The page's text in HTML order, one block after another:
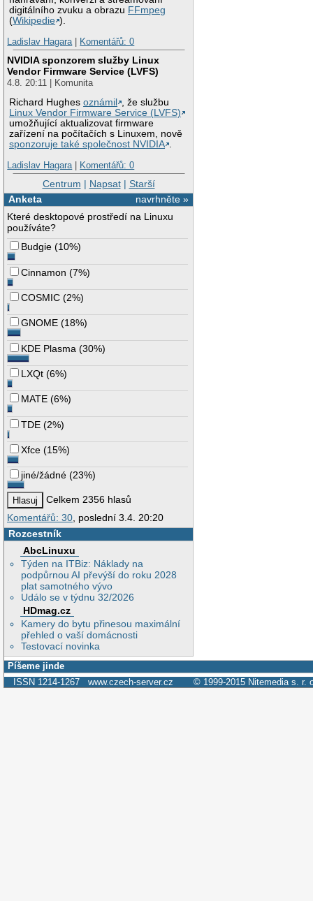
digitálního zvuku a obrazu FFmpeg
(Wikipedie ).
Ladislav Hagara| Komentářů: 0
NVIDIA sponzorem služby Linux
Vendor Firmware Service (LVFS)
4.8. 20:11 | Komunita
Richard Hughesoznámil
, že službu
Linux Vendor Firmware Service (LVFS)
umožňující aktualizovat firmware
zařízení na počítačích s Linuxem, nově
sponzoruje také společnost NVIDIA .
Ladislav Hagara| Komentářů: 0
Centrum | Napsat| Starší
navrhněte »
Anketa
Které desktopové prostředí na Linuxu
používáte?
Budgie (10%)
Cinnamon (7%)
COSMIC (2%)
GNOME (18%)
KDE Plasma (30%)
LXQt (6%)
MATE (6%)
TDE (2%)
Xfce (15%)
jiné/žádné (23%)
Celkem 2356 hlasů
Komentářů: 30 , poslední 3.4. 20:20
Rozcestník
AbcLinuxu
Týden na ITBiz: Náklady na
podpůrnou AI převýší do roku 2028
plat samotného vývo
Událo se v týdnu 32/2026
HDmag.cz
Kamery do bytu přinesou maximální
přehled o vaší domácnosti
Testovací novinka
Píšeme jinde
ISSN 1214-1267 www.czech-server.cz © 1999-2015 Nitemedia s. r.